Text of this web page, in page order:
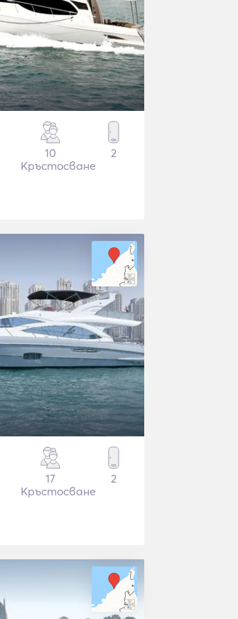
10
Кръстосване
2
17
Кръстосване
2